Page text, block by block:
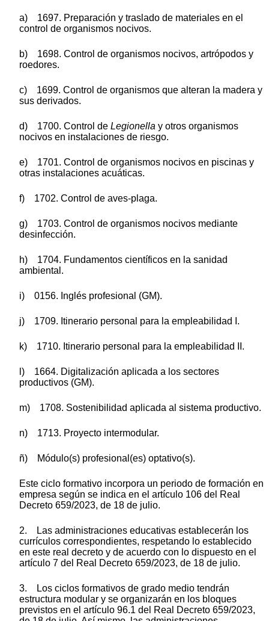
a) 1697. Preparación y traslado de materiales en el
control de organismos nocivos.
b) 1698. Control de organismos nocivos, artrópodos y
roedores.
c) 1699. Control de organismos que alteran la madera y
sus derivados.
d) 1700. Control de Legionella y otros organismos
nocivos en instalaciones de riesgo.
e) 1701. Control de organismos nocivos en piscinas y
otras instalaciones acuáticas.
f) 1702. Control de aves-plaga.
g) 1703. Control de organismos nocivos mediante
desinfección.
h) 1704. Fundamentos científicos en la sanidad
ambiental.
i) 0156. Inglés profesional (GM).
j) 1709. Itinerario personal para la empleabilidad I.
k) 1710. Itinerario personal para la empleabilidad II.
l) 1664. Digitalización aplicada a los sectores
productivos (GM).
m) 1708. Sostenibilidad aplicada al sistema productivo.
n) 1713. Proyecto intermodular.
ñ) Módulo(s) profesional(es) optativo(s).
Este ciclo formativo incorpora un periodo de formación en
empresa según se indica en el artículo 106 del Real
Decreto 659/2023, de 18 de julio.
2. Las administraciones educativas establecerán los
currículos correspondientes, respetando lo establecido
en este real decreto y de acuerdo con lo dispuesto en el
artículo 7 del Real Decreto 659/2023, de 18 de julio.
3. Los ciclos formativos de grado medio tendrán
estructura modular y se organizarán en los bloques
previstos en el artículo 96.1 del Real Decreto 659/2023,